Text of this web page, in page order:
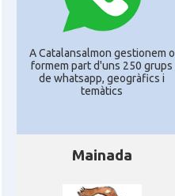
A Catalansalmon gestionem o
formem part d'uns 250 grups
de whatsapp, geogràfics i
temàtics
Mainada